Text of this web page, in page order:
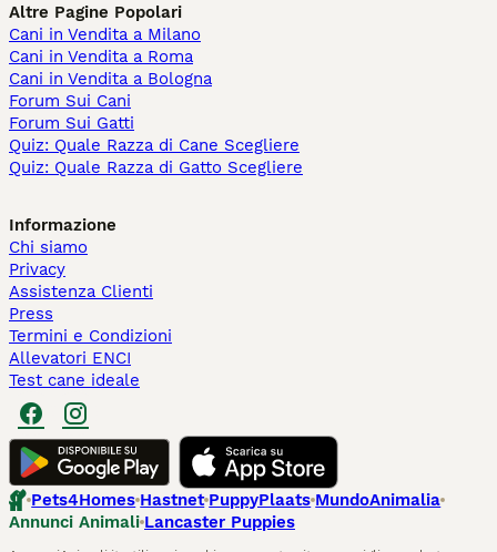
Altre Pagine Popolari
Cani in Vendita a Milano
Cani in Vendita a Roma
Cani in Vendita a Bologna
Forum Sui Cani
Forum Sui Gatti
Quiz: Quale Razza di Cane Scegliere
Quiz: Quale Razza di Gatto Scegliere
Informazione
Chi siamo
Privacy
Assistenza Clienti
Press
Termini e Condizioni
Allevatori ENCI
Test cane ideale
Pets4Homes Hastnet PuppyPlaats MundoAnimalia
Annunci Animali Lancaster Puppies